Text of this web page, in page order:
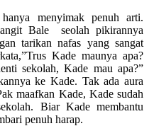
menyimak penuh arti.
Bale seolah pikirannya
tarikan nafas yang sangat
Kade maunya apa?
sekolah, Kade mau apa?”
ke Kade. Tak ada aura
maafkan Kade, Kade sudah
Biar Kade membantu
penuh harap.